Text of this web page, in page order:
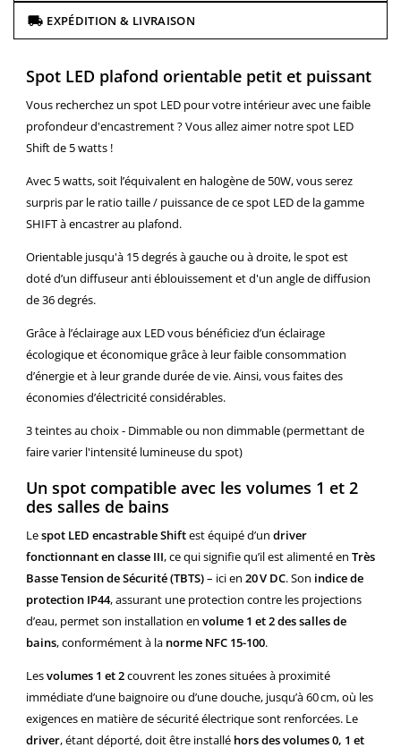
EXPÉDITION & LIVRAISON
Spot LED plafond orientable petit et puissant
Vous recherchez un spot LED pour votre intérieur avec une faible
profondeur d'encastrement ? Vous allez aimer notre spot LED
Shift de 5 watts !
Avec 5 watts, soit l’équivalent en halogène de 50W, vous serez
surpris par le ratio taille / puissance de ce spot LED de la gamme
SHIFT à encastrer au plafond.
Orientable jusqu'à 15 degrés à gauche ou à droite, le spot est
doté d’un diffuseur anti éblouissement et d'un angle de diffusion
de 36 degrés.
Grâce à l’éclairage aux LED vous bénéficiez d’un éclairage
écologique et économique grâce à leur faible consommation
d’énergie et à leur grande durée de vie. Ainsi, vous faites des
économies d’électricité considérables.
3 teintes au choix - Dimmable ou non dimmable (permettant de
faire varier l'intensité lumineuse du spot)
Un spot compatible avec les volumes 1 et 2
des salles de bains
Lespot LED encastrable Shiftest équipé d’un driver
fonctionnant en classe III, ce qui signifie qu’il est alimenté en Très
Basse Tension de Sécurité (TBTS)– ici en 20 V DC. Son indice de
protection IP44, assurant une protection contre les projections
d’eau, permet son installation en volume 1 et 2 des salles de
bains, conformément à la norme NFC 15-100.
Lesvolumes 1 et 2couvrent les zones situées à proximité
immédiate d’une baignoire ou d’une douche, jusqu’à 60 cm, où les
exigences en matière de sécurité électrique sont renforcées. Le
driver, étant déporté, doit être installé hors des volumes 0, 1 et